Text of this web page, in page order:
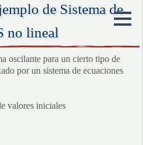
de Sistema de
no lineal
oscilante para un cierto tipo de
por un sistema de ecuaciones
valores iniciales